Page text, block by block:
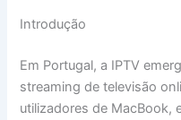
Introdução
Em Portugal, a IPTV
streaming de televisão
utilizadores de MacBook,